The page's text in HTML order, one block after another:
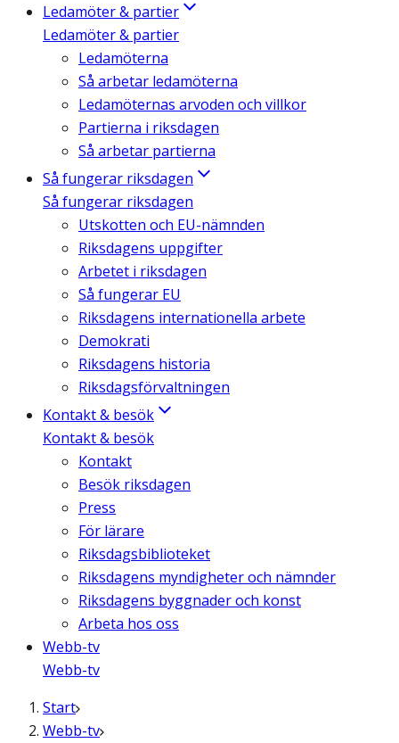
Ledamöter & partier
Ledamöter & partier
Ledamöterna
Så arbetar ledamöterna
Ledamöternas arvoden och villkor
Partierna i riksdagen
Så arbetar partierna
Så fungerar riksdagen
Så fungerar riksdagen
Utskotten och EU-nämnden
Riksdagens uppgifter
Arbetet i riksdagen
Så fungerar EU
Riksdagens internationella arbete
Demokrati
Riksdagens historia
Riksdagsförvaltningen
Kontakt & besök
Kontakt & besök
Kontakt
Besök riksdagen
Press
För lärare
Riksdagsbiblioteket
Riksdagens myndigheter och nämnder
Riksdagens byggnader och konst
Arbeta hos oss
Webb-tv
Webb-tv
Start
Webb-tv